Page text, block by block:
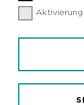
18.
Die